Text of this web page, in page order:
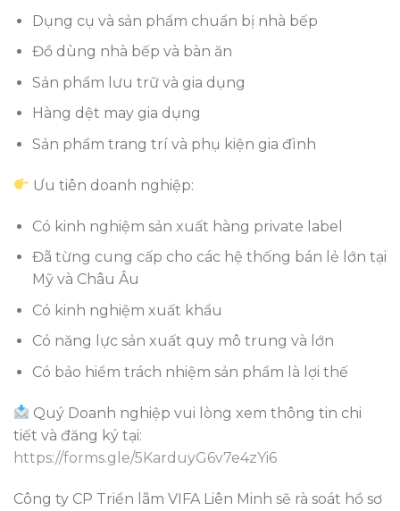
Dụng cụ và sản phẩm chuẩn bị nhà bếp
Đồ dùng nhà bếp và bàn ăn
Sản phẩm lưu trữ và gia dụng
Hàng dệt may gia dụng
Sản phẩm trang trí và phụ kiện gia đình
Ưu tiên doanh nghiệp:
Có kinh nghiệm sản xuất hàng private label
Đã từng cung cấp cho các hệ thống bán lẻ lớn tại
Mỹ và Châu Âu
Có kinh nghiệm xuất khẩu
Có năng lực sản xuất quy mô trung và lớn
Có bảo hiểm trách nhiệm sản phẩm là lợi thế
Quý Doanh nghiệp vui lòng xem thông tin chi
tiết và đăng ký tại:
https://forms.gle/5KarduyG6v7e4zYi6
Công ty CP Triển lãm VIFA Liên Minh sẽ rà soát hồ sơ